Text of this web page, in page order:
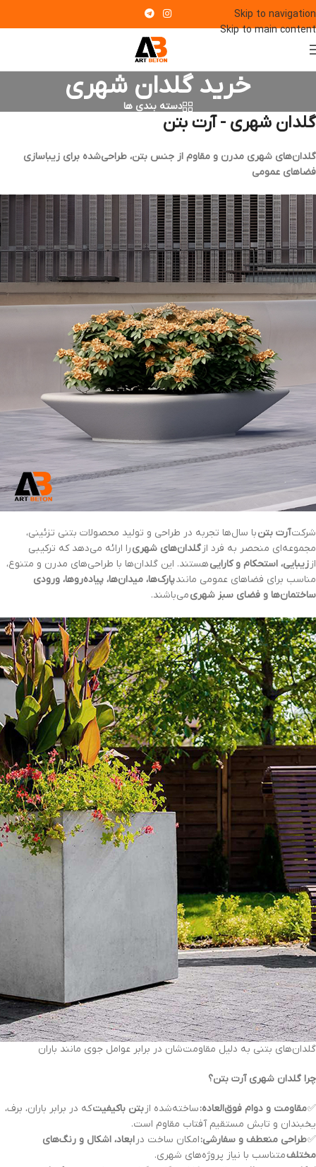
Skip to navigation
Skip to main content
خرید گلدان شهری
دسته بندی ها
گلدان شهری - آرت بتن
گلدان‌های شهری مدرن و مقاوم از جنس بتن، طراحی‌شده برای زیباسازی
فضاهای عمومی
شرکتآرت بتنبا سال‌ها تجربه در طراحی و تولید محصولات بتنی تزئینی،
مجموعه‌ای منحصر به فرد ازگلدان‌های شهریرا ارائه می‌دهد که ترکیبی
اززیبایی، استحکام و کاراییهستند. این گلدان‌ها با طراحی‌های مدرن و متنوع،
مناسب برای فضاهای عمومی مانندپارک‌ها، میدان‌ها، پیاده‌روها، ورودی
ساختمان‌ها و فضای سبز شهریمی‌باشند.
گلدان‌های بتنی به دلیل مقاومت‌شان در برابر عوامل جوی مانند باران
چرا گلدان شهری آرت بتن؟
✅مقاومت و دوام فوق‌العاده:ساخته‌شده ازبتن باکیفیتکه در برابر باران، برف،
یخبندان و تابش مستقیم آفتاب مقاوم است.
✅طراحی منعطف و سفارشی:امکان ساخت درابعاد، اشکال و رنگ‌های
مختلفمتناسب با نیاز پروژه‌های شهری.